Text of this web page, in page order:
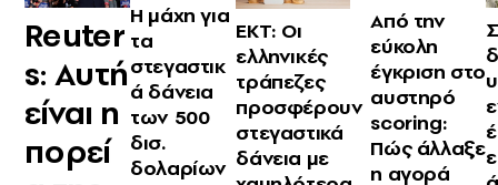
Reuter
s: Αυτή
είναι η
πορεί
Η μάχη για
τα
στεγαστικ
ά δάνεια
των 500
δισ.
δολαρίων
ΕΚΤ: Οι
ελληνικές
τράπεζες
προσφέρουν
στεγαστικά
δάνεια με
Από την
εύκολη
έγκριση στο
αυστηρό
scoring:
Πώς άλλαξε
η αγορά